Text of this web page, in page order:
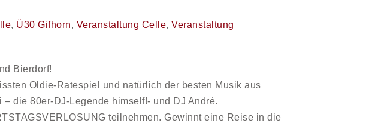
, Ü30 Gifhorn, Veranstaltung Celle, Veranstaltung
Bierdorf!
Oldie-Ratespiel und natürlich der besten Musik aus
die 80er-DJ-Legende himself!- und DJ André.
teilnehmen. Gewinnt eine Reise in die